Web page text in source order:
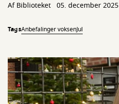
Af Biblioteket 05. december 2025
TagsAnbefalinger voksenJul